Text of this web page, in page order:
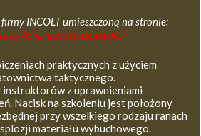
INCOLT umieszczoną na stronie:
pierwsza-pomoc/
praktycznych z użyciem
taktycznego.
z uprawnieniami
Nacisk na szkoleniu jest położony
przy wszelkiego rodzaju ranach
materiału wybuchowego.